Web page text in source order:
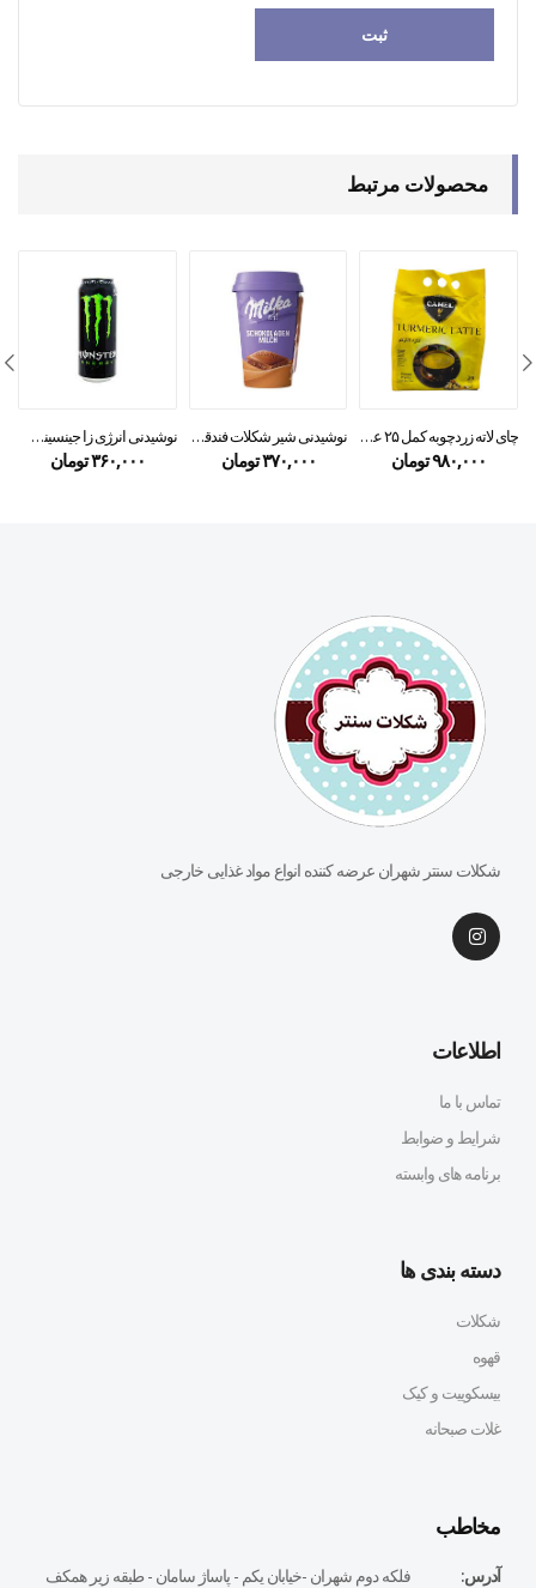
محصولات مرتبط
چای لاته زردچوبه کمل ۲۵ عددی
۹۸۰,۰۰۰تومان
نوشیدنی شیر شکلات فندقی میلکا ۲۲۰ میل
۳۷۰,۰۰۰تومان
نوشیدنی انرژی زا جینسینگ مشکی مانستر – monster
۳۶۰,۰۰۰تومان
شکلات سنتر شهران عرضه کننده انواع مواد غذایی خارجی
اطلاعات
تماس با ما
شرایط و ضوابط
برنامه های وابسته
دسته بندی ها
شکلات
قهوه
بیسکوییت و کیک
غلات صبحانه
مخاطب
آدرس: فلكه دوم شهران -خيابان يكم - پاساژ سامان - طبقه زير همكف